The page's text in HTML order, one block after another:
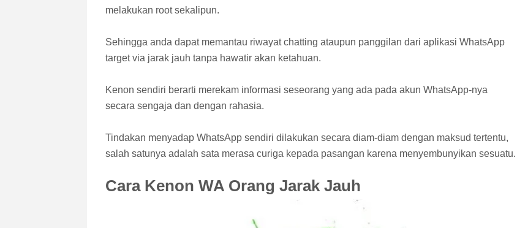
melakukan root sekalipun.
Sehingga anda dapat memantau riwayat chatting ataupun panggilan dari aplikasi WhatsApp
target via jarak jauh tanpa hawatir akan ketahuan.
Kenon sendiri berarti merekam informasi seseorang yang ada pada akun WhatsApp-nya
secara sengaja dan dengan rahasia.
Tindakan menyadap WhatsApp sendiri dilakukan secara diam-diam dengan maksud tertentu,
salah satunya adalah sata merasa curiga kepada pasangan karena menyembunyikan sesuatu.
Cara Kenon WA Orang Jarak Jauh